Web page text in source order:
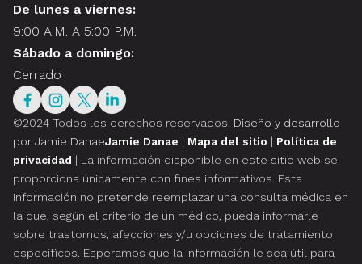
De lunes a viernes:
9:00 A.M. A 5:00 P.M.
Sábado a domingo:
Cerrado
©2024 Todos los derechos reservados. Diseño y desarrollo
por Jamie DanaeJamie Danae | Mapa del sitio | Política de
privacidad | La información disponible en este sitio web se
proporciona únicamente con fines informativos. Esta
información no pretende reemplazar una consulta médica en
la que, según el criterio de un médico, pueda informarle
sobre trastornos, afecciones y/u opciones de tratamiento
específicos. Esperamos que la información le sea útil para